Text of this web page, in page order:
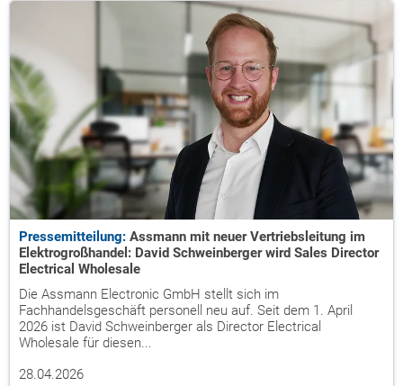
Pressemitteilung: Assmann mit neuer Vertriebsleitung im
Elektrogroßhandel: David Schweinberger wird Sales Director
Electrical Wholesale
Die Assmann Electronic GmbH stellt sich im
Fachhandelsgeschäft personell neu auf. Seit dem 1. April
2026 ist David Schweinberger als Director Electrical
Wholesale für diesen...
28.04.2026